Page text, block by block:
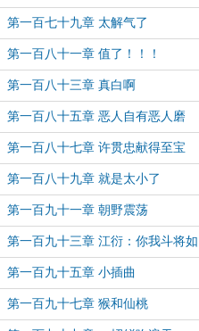
第一百七十九章 太解气了
第一百八十一章 值了！！！
第一百八十三章 真白啊
第一百八十五章 恶人自有恶人磨
第一百八十七章 许贯忠献得至宝
第一百八十九章 就是太小了
第一百九十一章 朝野震荡
第一百九十三章 江衍：你我斗将如
何？
第一百九十五章 小插曲
第一百九十七章 猴和仙桃